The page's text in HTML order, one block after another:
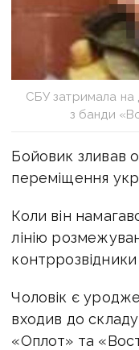
СБУ затримала на
з банди
Бойовик зливав
переміщення
Коли він
лінію
Чоловік є
входив до
«Оплот» та